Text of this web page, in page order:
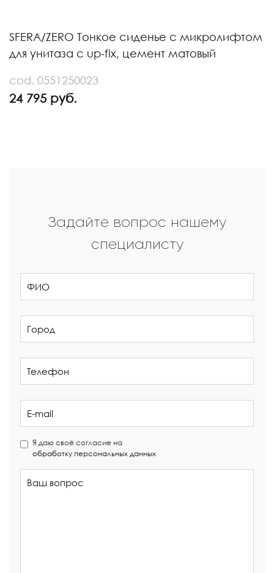
SFERA/ZERO Тонкое сиденье с микролифтом
для унитаза с up-fix, цемент матовый
cod. 0551250023
24 795 руб.
Задайте вопрос нашему
специалисту
Я даю своё согласие на
обработку персональных данных